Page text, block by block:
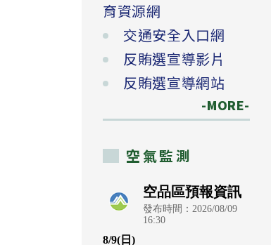
育資源網
交通安全入口網
反賄選宣導影片
反賄選宣導網站
-MORE-
空氣監測